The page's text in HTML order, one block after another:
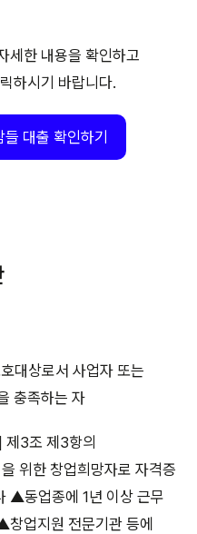
세한 내용을 확인하고
하시기 바랍니다.
대출 확인하기
대상로서 사업자 또는
충족하는 자
제3조 제3항의
위한 창업희망자로 자격증
▲동업종에 1년 이상 근무
업지원 전문기관 등에